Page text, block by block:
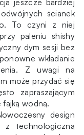
jeszcze bardziej
ścianek
To czyni z niej
paleniu shishy
dym sesji bez
wkładanie
Z uwagi na
może przydać się
zapraszającym
wodną.
design
technologiczną